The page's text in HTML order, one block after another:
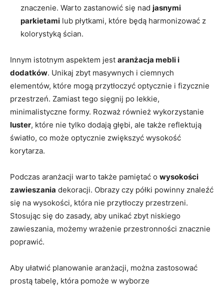
znaczenie. Warto zastanowić się nad jasnymi
parkietami lub płytkami, które będą harmonizować z
kolorystyką ścian.
Innym istotnym aspektem jest aranżacja mebli i
dodatków. Unikaj zbyt masywnych i ciemnych
elementów, które mogą przytłoczyć optycznie i fizycznie
przestrzeń. Zamiast tego sięgnij po lekkie,
minimalistyczne formy. Rozważ również wykorzystanie
luster, które nie tylko dodają głębi, ale także reflektują
światło, co może optycznie zwiększyć wysokość
korytarza.
Podczas aranżacji warto także pamiętać o wysokości
zawieszania dekoracji. Obrazy czy półki powinny znaleźć
się na wysokości, która nie przytłoczy przestrzeni.
Stosując się do zasady, aby unikać zbyt niskiego
zawieszania, możemy wrażenie przestronności znacznie
poprawić.
Aby ułatwić planowanie aranżacji, można zastosować
prostą tabelę, która pomoże w wyborze